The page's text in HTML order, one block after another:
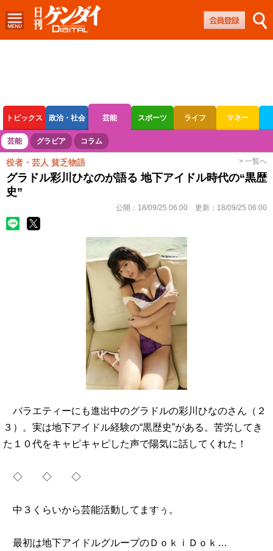
トピックス 政治・社会 芸能 スポーツ ライフ マネー
ボートレース 競輪 オートレース
芸能 グラビア コラム
役者・芸人 貧乏物語 > 一覧へ
グラドル彩川ひなのが語る 地下アイドル時代の“黒歴
史”
公開： 18/09/25 06:00 更新： 18/09/25 06:00
バラエティーにも進出中のグラドルの彩川ひなのさん（２
３）。実は地下アイドル経験の“黒歴史”がある。苦労してき
た１０代をキャピキャピした声で陽気に話してくれた！
◇ ◇ ◇
中３くらいから芸能活動してますぅ。
最初は地下アイドルグループのＤｏｋｉＤｏｋ…